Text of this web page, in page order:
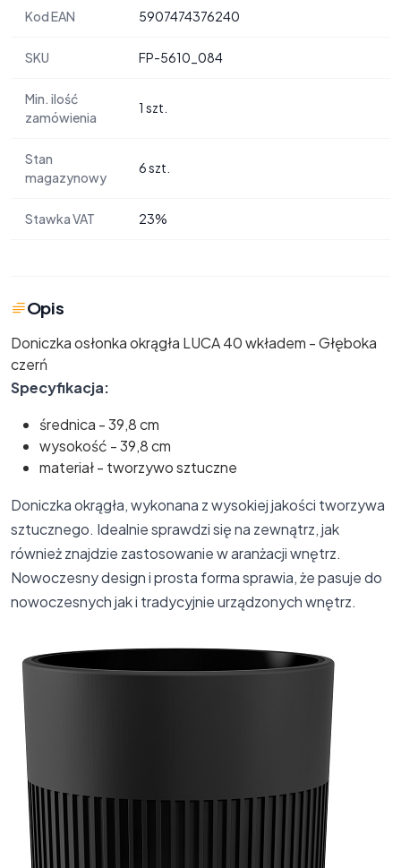
Kod EAN 5907474376240
SKU FP-5610_084
Min. ilość
zamówienia
1 szt.
Stan
magazynowy
6 szt.
Stawka VAT 23%
Opis
Doniczka osłonka okrągła LUCA 40 wkładem - Głęboka
czerń
Specyfikacja:
średnica - 39,8 cm
wysokość - 39,8 cm
materiał - tworzywo sztuczne
Doniczka okrągła, wykonana z wysokiej jakości tworzywa
sztucznego. Idealnie sprawdzi się na zewnątrz, jak
również znajdzie zastosowanie w aranżacji wnętrz.
Nowoczesny design i prosta forma sprawia, że pasuje do
nowoczesnych jak i tradycyjnie urządzonych wnętrz.